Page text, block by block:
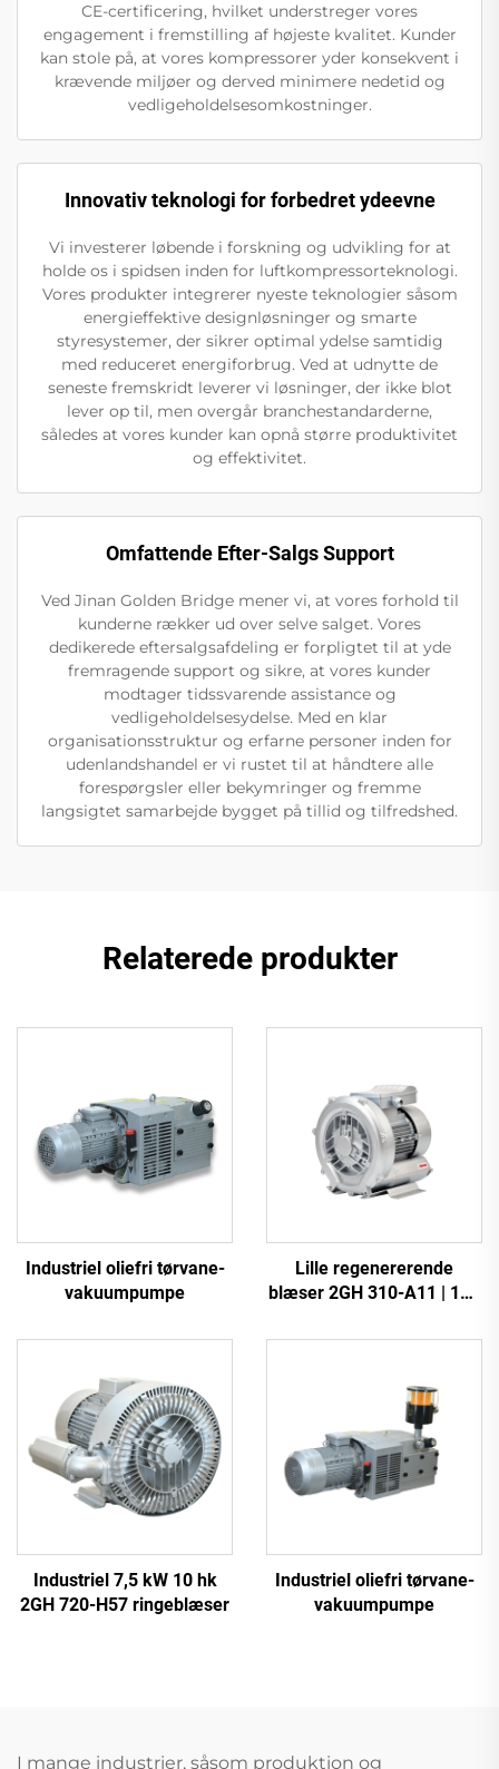
CE-certificering, hvilket understreger vores
engagement i fremstilling af højeste kvalitet. Kunder
kan stole på, at vores kompressorer yder konsekvent i
krævende miljøer og derved minimere nedetid og
vedligeholdelsesomkostninger.
Innovativ teknologi for forbedret ydeevne
Vi investerer løbende i forskning og udvikling for at
holde os i spidsen inden for luftkompressorteknologi.
Vores produkter integrerer nyeste teknologier såsom
energieffektive designløsninger og smarte
styresystemer, der sikrer optimal ydelse samtidig
med reduceret energiforbrug. Ved at udnytte de
seneste fremskridt leverer vi løsninger, der ikke blot
lever op til, men overgår branchestandarderne,
således at vores kunder kan opnå større produktivitet
og effektivitet.
Omfattende Efter-Salgs Support
Ved Jinan Golden Bridge mener vi, at vores forhold til
kunderne rækker ud over selve salget. Vores
dedikerede eftersalgsafdeling er forpligtet til at yde
fremragende support og sikre, at vores kunder
modtager tidssvarende assistance og
vedligeholdelsesydelse. Med en klar
organisationsstruktur og erfarne personer inden for
udenlandshandel er vi rustet til at håndtere alle
forespørgsler eller bekymringer og fremme
langsigtet samarbejde bygget på tillid og tilfredshed.
Relaterede produkter
Industriel oliefri tørvane-
vakuumpumpe
Lille regenererende
blæser 2GH 310-A11 | 110
dam
Industriel 7,5 kW 10 hk
2GH 720-H57 ringeblæser
Industriel oliefri tørvane-
vakuumpumpe
I mange industrier, såsom produktion og